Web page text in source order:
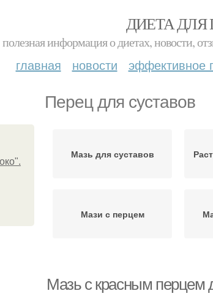
ДИЕТА ДЛЯ
полезная информация о диетах, новости,
главная новости эффективное
Перец для суставов
Мазь для суставов
Мази с перцем
Мазь с красным перцем